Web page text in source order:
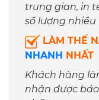
trung gian, in
số lượng nhiều
LÀM THẾ
NHANH NHẤT
Khách hàng
nhận được